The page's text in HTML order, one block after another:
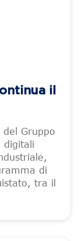
il
del Gruppo
digitali
di
tra il